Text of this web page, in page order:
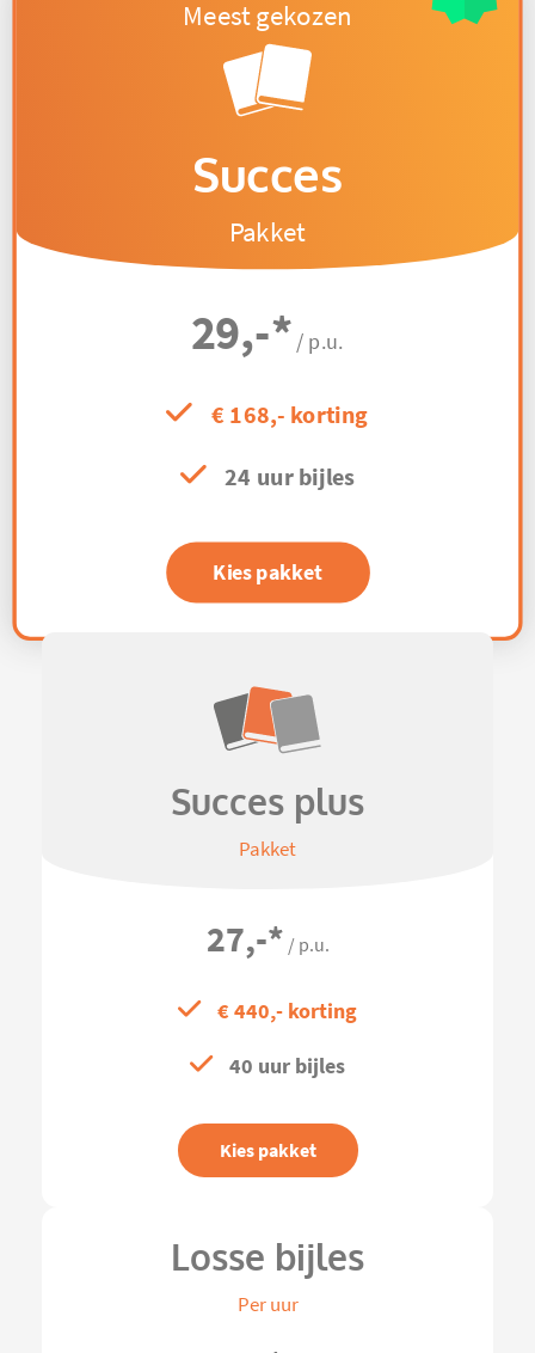
Succes
Pakket
29,-* / p.u.
€ 168,- korting
24 uur bijles
Kies pakket
Succes plus
Pakket
27,-* / p.u.
€ 440,- korting
40 uur bijles
Kies pakket
Losse bijles
Per uur